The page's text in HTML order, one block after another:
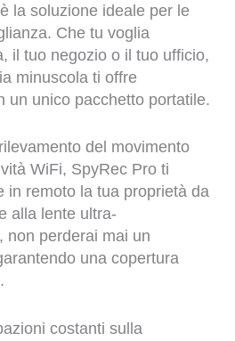
la soluzione ideale per le
Che tu voglia
il tuo negozio o il tuo ufficio,
minuscola ti offre
un unico pacchetto portatile.
del movimento
WiFi, SpyRec Pro ti
in remoto la tua proprietà da
alla lente ultra-
non perderai mai un
una copertura
costanti sulla